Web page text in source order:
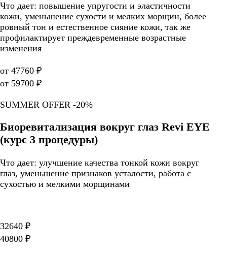
Что дает: повышение упругости и эластичности
кожи, уменьшение сухости и мелких морщин, более
ровный тон и естественное сияние кожи, так же
профилактирует преждевременные возрастные
изменения
от 47760 ₽
от 59700 ₽
SUMMER OFFER -20%
Биоревитализация вокруг глаз Revi EYE
(курс 3 процедуры)
Что дает: улучшение качества тонкой кожи вокруг
глаз, уменьшение признаков усталости, работа с
сухостью и мелкими морщинами
32640 ₽
40800 ₽